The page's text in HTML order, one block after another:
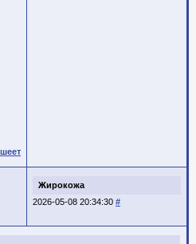
Жирокожа
2026-05-08 20:34:30 #